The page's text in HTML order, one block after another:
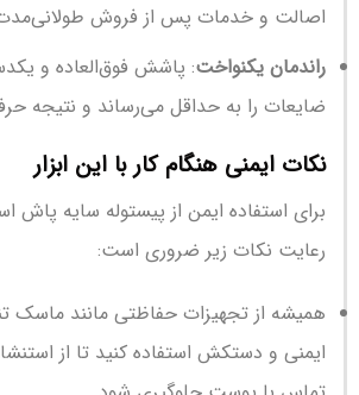
اصالت و خدمات پس از فروش
راندمان یکنواخت: پاشش فوق‌العاده و
ضایعات را به حداقل می‌رساند و نتیجه
نکات ایمنی هنگام کار با این ابزار
رعایت نکات زیر ضروری است:
همیشه از تجهیزات حفاظتی مانند ماسک
ایمنی و دستکش استفاده کنید تا از